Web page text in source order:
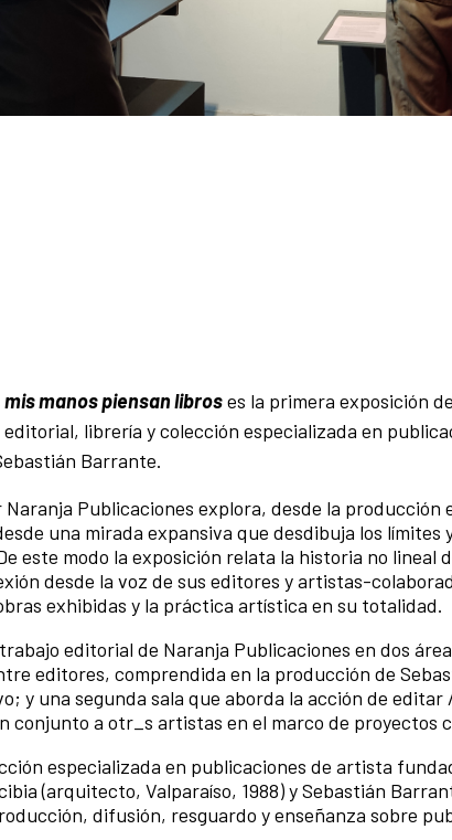
manos piensan libroses la primera exposición
librería y colección especializada en
Barrante.
Publicaciones explora, desde la producción
una mirada expansiva que desdibuja los
este modo la exposición relata la historia no lineal
desde la voz de sus editores y artistas-
exhibidas y la práctica artística en su totalidad.
editorial de Naranja Publicaciones en dos
editores, comprendida en la producción de
y una segunda sala que aborda la acción de
conjunto a otr_s artistas en el marco de proyectos
especializada en publicaciones de artista
(arquitecto, Valparaíso, 1988) y Sebastián
difusión, resguardo y enseñanza sobre